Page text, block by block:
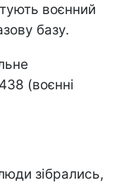
воєнний
базу.
(воєнні
зібрались,